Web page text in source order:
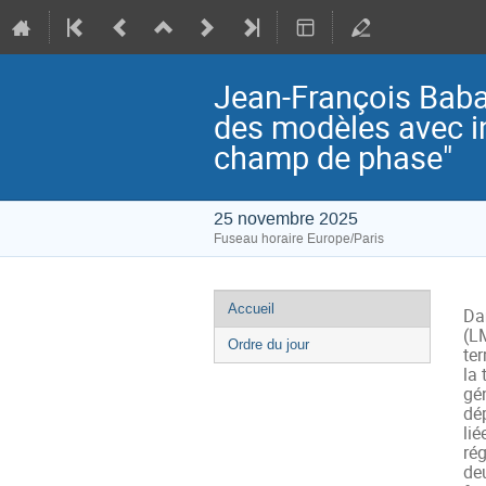
Jean-François
des modèles avec
champ de phase"
25 novembre 2025
Fuseau horaire Europe/Paris
Menu
de
l'événement
Accueil
Ordre du jour
la